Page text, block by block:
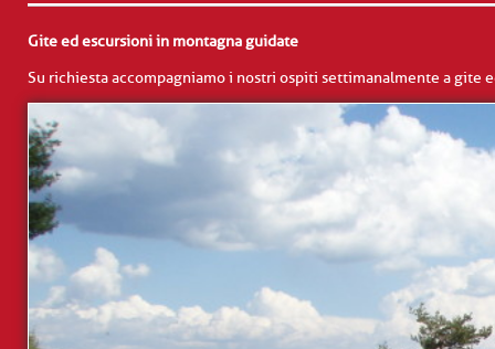
Gite ed escursioni in montagna guidate
Su richiesta accompagniamo i nostri ospiti settimanalmente a gite